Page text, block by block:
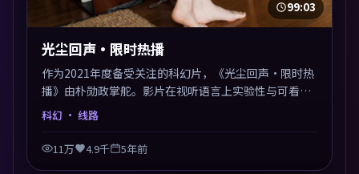
99:03
光尘回声·限时热播
作为2021年度备受关注的科幻片，《光尘回声·限时热
播》由朴勋政掌舵。影片在视听语言上实验性与可看性
兼顾，人物关系错综复杂，后劲十足。美术与服化还原
年代质感，细节经得起暂停回看。
科幻 · 线路
11万 4.9千 5年前